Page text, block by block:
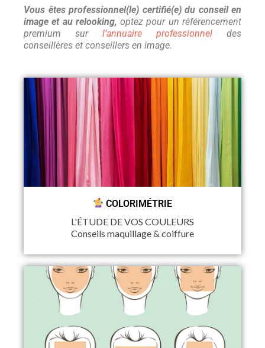
Vous êtes professionnel(le) certifié(e) du conseil en
image et au relooking, optez pour un référencement
premium sur l’annuaire professionnel des
conseillères et conseillers en image.
COLORIMÉTRIE
L'ÉTUDE DE VOS COULEURS
Conseils maquillage & coiffure